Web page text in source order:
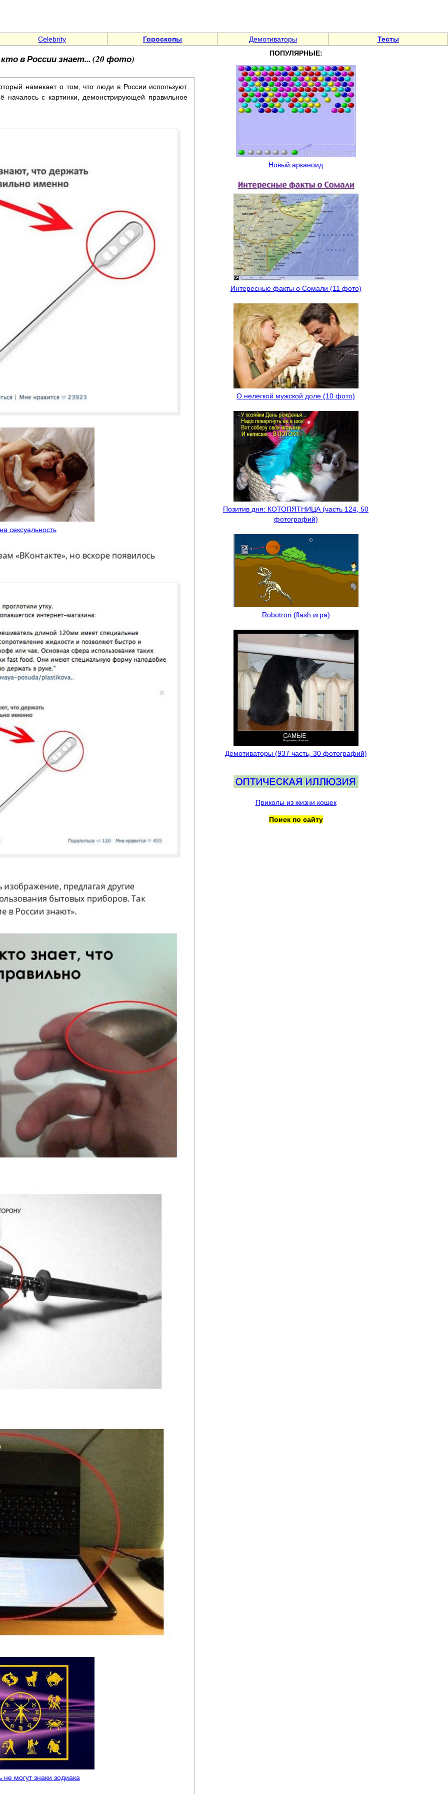
Celebrity Гороскопы Демотиваторы Тесты
в России знает... (20 фото)
намекает о том, что люди в России используют
началось с картинки, демонстрирующей правильное
сексуальность
не могут знаки зодиака
ПОПУЛЯРНЫЕ:
Новый арканоид
Интересные факты о Сомали (11 фото)
О нелегкой мужской доле (10 фото)
Позитив дня: КОТОПЯТНИЦА (часть 124, 50
фотографий)
Robotron (flash игра)
Демотиваторы (937 часть, 30 фотографий)
Приколы из жизни кошек
Поиск по сайту